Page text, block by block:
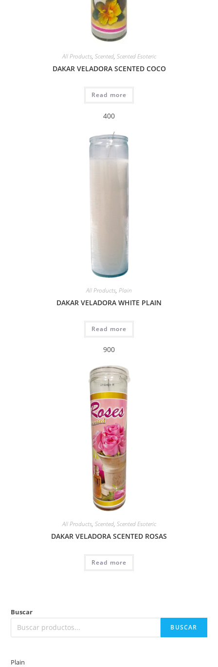
All Products, Scented, Scented Esoteric
DAKAR VELADORA SCENTED COCO
Read more
400
All Products, Plain
DAKAR VELADORA WHITE PLAIN
Read more
900
All Products, Scented, Scented Esoteric
DAKAR VELADORA SCENTED ROSAS
Read more
Buscar
BUSCAR
Plain